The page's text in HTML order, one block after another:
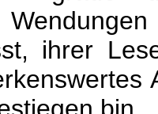
ihrer